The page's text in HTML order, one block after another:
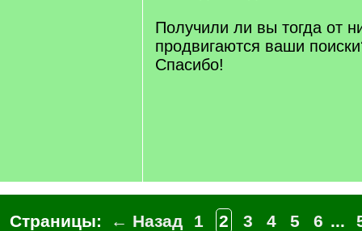
Получили ли вы тогда от
продвигаются ваши
Спасибо!
Страницы: ← Назад 1 2 3 4 5 6 ...